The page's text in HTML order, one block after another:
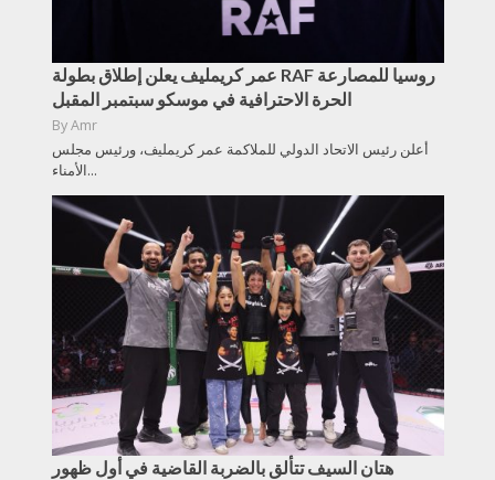
عمر كريمليف يعلن إطلاق بطولة RAF روسيا للمصارعة
الحرة الاحترافية في موسكو سبتمبر المقبل
ByAmr
أعلن رئيس الاتحاد الدولي للملاكمة عمر كريمليف، ورئيس مجلس
الأمناء...
هتان السيف تتألق بالضربة القاضية في أول ظهور